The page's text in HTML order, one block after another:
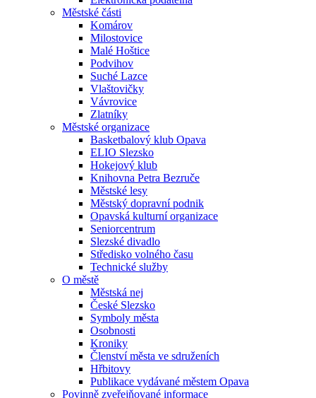
Městské části
Komárov
Milostovice
Malé Hoštice
Podvihov
Suché Lazce
Vlaštovičky
Vávrovice
Zlatníky
Městské organizace
Basketbalový klub Opava
ELIO Slezsko
Hokejový klub
Knihovna Petra Bezruče
Městské lesy
Městský dopravní podnik
Opavská kulturní organizace
Seniorcentrum
Slezské divadlo
Středisko volného času
Technické služby
O městě
Městská nej
České Slezsko
Symboly města
Osobnosti
Kroniky
Členství města ve sdruženích
Hřbitovy
Publikace vydávané městem Opava
Povinně zveřejňované informace